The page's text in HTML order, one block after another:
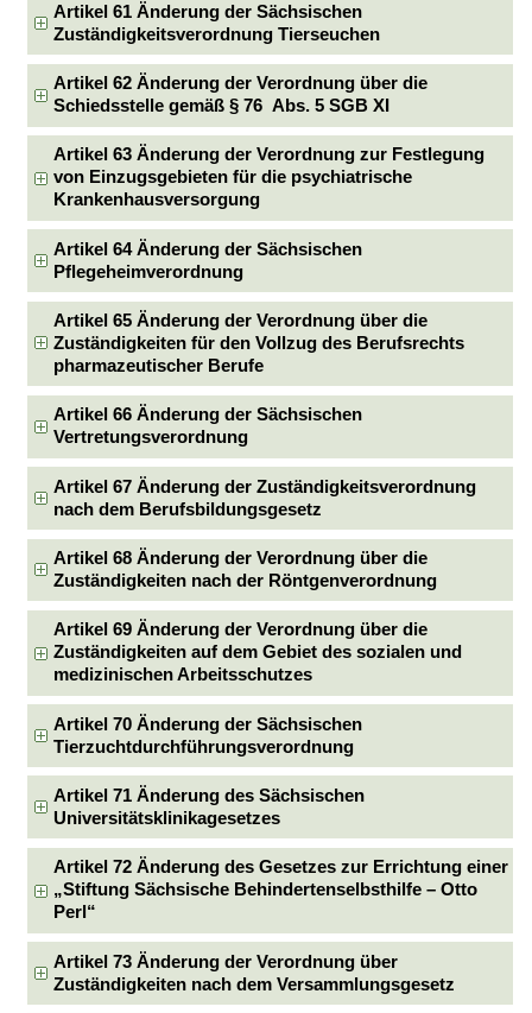
Artikel 61 Änderung der Sächsischen
Zuständigkeitsverordnung Tierseuchen
Artikel 62 Änderung der Verordnung über die
Schiedsstelle gemäß § 76 Abs. 5 SGB XI
Artikel 63 Änderung der Verordnung zur Festlegung
von Einzugsgebieten für die psychiatrische
Krankenhausversorgung
Artikel 64 Änderung der Sächsischen
Pflegeheimverordnung
Artikel 65 Änderung der Verordnung über die
Zuständigkeiten für den Vollzug des Berufsrechts
pharmazeutischer Berufe
Artikel 66 Änderung der Sächsischen
Vertretungsverordnung
Artikel 67 Änderung der Zuständigkeitsverordnung
nach dem Berufsbildungsgesetz
Artikel 68 Änderung der Verordnung über die
Zuständigkeiten nach der Röntgenverordnung
Artikel 69 Änderung der Verordnung über die
Zuständigkeiten auf dem Gebiet des sozialen und
medizinischen Arbeitsschutzes
Artikel 70 Änderung der Sächsischen
Tierzuchtdurchführungsverordnung
Artikel 71 Änderung des Sächsischen
Universitätsklinikagesetzes
Artikel 72 Änderung des Gesetzes zur Errichtung einer
„Stiftung Sächsische Behindertenselbsthilfe – Otto
Perl“
Artikel 73 Änderung der Verordnung über
Zuständigkeiten nach dem Versammlungsgesetz